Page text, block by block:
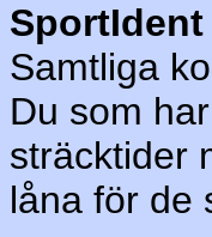
SportIdent
Samtliga
Du som
sträcktider
låna för de